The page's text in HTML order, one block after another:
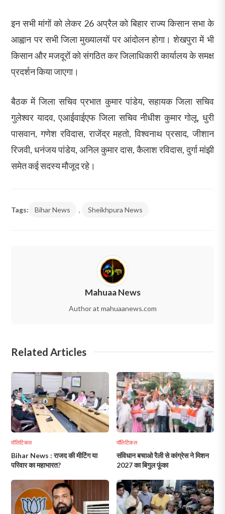
इन सभी मांगों को लेकर 26 अप्रैल को बिहार राज्य किसान सभा के
आह्वान पर सभी जिला मुख्यालयों पर आंदोलन होगा। शेखपुरा में भी
किसान और मजदूरों को संगठित कर जिलाधिकारी कार्यालय के समक्ष
प्रदर्शन किया जाएगा।
बैठक में जिला सचिव प्रभात कुमार पांडेय, सहायक जिला सचिव
गुलेश्वर यादव, एआईवाईएफ जिला सचिव नीधीश कुमार गोलू, धुरी
पासवान, गणेश रविदास, राजेंद्र महतो, विश्वनाथ प्रसाद, जीशान
रिजवी, धनंजय पांडेय, अनिल कुमार दास, कैलाश रविदास, दुर्गा मांझी
समेत कई सदस्य मौजूद रहे।
Tags: Bihar News , Sheikhpura News
Mahuaa News
Author at mahuaanews.com
Related Articles
पॉलिटिकल
Bihar News : राजद की मीटिंग या
परिवार का महाभारत?
पॉलिटिकल
संविधान बचाओ रैली से कांग्रेस ने मिशन
2027 का बिगुल फूंका